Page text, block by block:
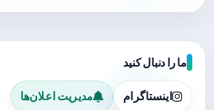
ما را دنبال کنید
اینستاگرام مدیریت اعلان‌ها